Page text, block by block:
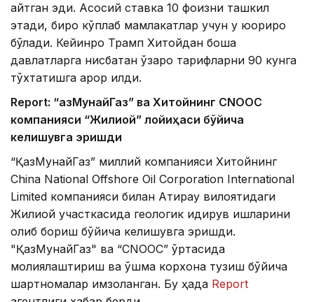
айтган эди. Асосий ставка 10 фоизни ташкил
этади, бироқ кўплаб мамлакатлар учун у юқорироқ
бўлади. Кейинроқ Трамп Хитойдан бошқа
давлатларга нисбатан ўзаро тарифларни 90 кунга
тўхтатишга қарор қилди.
Report: “ҚазМунайГаз” ва Хитойнинг CNOOC
компанияси “Жилиой” лойиҳаси бўйича
келишувга эришди
“ҚазМунайГаз” миллий компанияси Хитойнинг
China National Offshore Oil Corporation International
Limited компанияси билан Атирау вилоятидаги
Жилиой участкасида геологик қидирув ишларини
олиб бориш бўйича келишувга эришди.
"ҚазМунайГаз" ва “CNOOC” ўртасида
молиялаштириш ва қўшма корхона тузиш бўйича
шартномалар имзоланган. Бу ҳақда Report